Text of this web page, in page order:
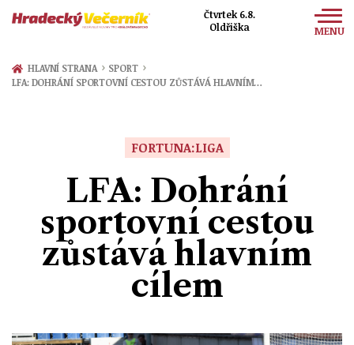
Čtvrtek 6.8.
Oldřiška
MENU
Zprávy
HLAVNÍ STRANA › SPORT ›
LFA: DOHRÁNÍ SPORTOVNÍ CESTOU ZŮSTÁVÁ HLAVNÍM…
FORTUNA:LIGA
LFA: Dohrání
sportovní cestou
zůstává hlavním
cílem